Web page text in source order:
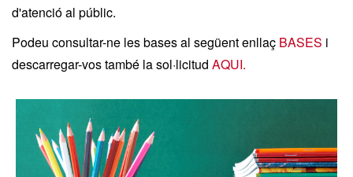
d'atenció al públic.
Podeu consultar-ne les bases al següent enllaç BASES i
descarregar-vos també la sol·licitud AQUI.